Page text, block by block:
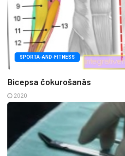
SPORTA-AND-FITNESS
Bicepsa čokurošanās
2020